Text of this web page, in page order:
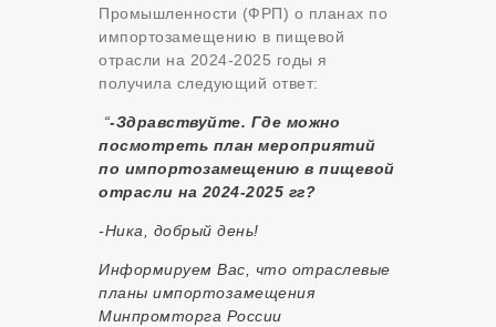
Промышленности (ФРП) о планах по
импортозамещению в пищевой
отрасли на 2024-2025 годы я
получила следующий ответ:
“-Здравствуйте. Где можно
посмотреть план мероприятий
по импортозамещению в пищевой
отрасли на 2024-2025 гг?
-Ника, добрый день!
Информируем Вас, что отраслевые
планы импортозамещения
Минпромторга России